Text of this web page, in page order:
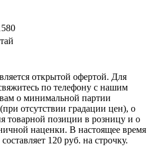
открытой офертой. Для
по телефону с нашим
о минимальной партии
отсутствии градации цен), о
товарной позиции в розницу и о
наценки. В настоящее время
120 руб. на строчку.